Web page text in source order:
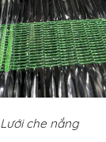
Lưới che nắng